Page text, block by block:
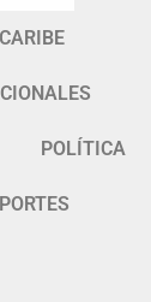
POLÍTICA